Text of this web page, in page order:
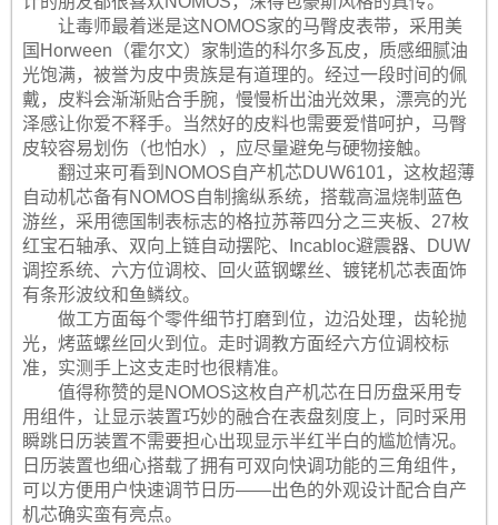
让毒师最着迷是这NOMOS家的马臀皮表带，采用美
国Horween（霍尔文）家制造的科尔多瓦皮，质感细腻油
光饱满，被誉为皮中贵族是有道理的。经过一段时间的佩
戴，皮料会渐渐贴合手腕，慢慢析出油光效果，漂亮的光
泽感让你爱不释手。当然好的皮料也需要爱惜呵护，马臀
皮较容易划伤（也怕水），应尽量避免与硬物接触。
翻过来可看到NOMOS自产机芯DUW6101，这枚超薄
自动机芯备有NOMOS自制擒纵系统，搭载高温烧制蓝色
游丝，采用德国制表标志的格拉苏蒂四分之三夹板、27枚
红宝石轴承、双向上链自动摆陀、Incabloc避震器、DUW
调控系统、六方位调校、回火蓝钢螺丝、镀铑机芯表面饰
有条形波纹和鱼鳞纹。
做工方面每个零件细节打磨到位，边沿处理，齿轮抛
光，烤蓝螺丝回火到位。走时调教方面经六方位调校标
准，实测手上这支走时也很精准。
值得称赞的是NOMOS这枚自产机芯在日历盘采用专
用组件，让显示装置巧妙的融合在表盘刻度上，同时采用
瞬跳日历装置不需要担心出现显示半红半白的尴尬情况。
日历装置也细心搭载了拥有可双向快调功能的三角组件，
可以方便用户快速调节日历——出色的外观设计配合自产
机芯确实蛮有亮点。